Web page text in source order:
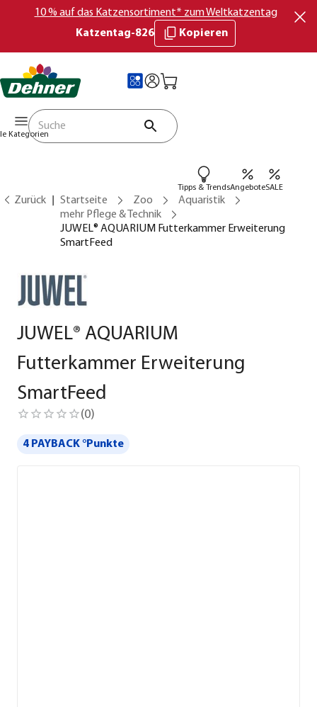
10 % auf das Katzensortiment* zum Weltkatzentag
Katzentag-826
Kopieren
Kategorien
Tipps & TrendsAngeboteSALE
Zurück Startseite Zoo
Aquaristik
mehr Pflege & Technik
JUWEL® AQUARIUM Futterkammer Erweiterung
SmartFeed
JUWEL® AQUARIUM
Futterkammer Erweiterung
SmartFeed
(0)
4 PAYBACK °Punkte